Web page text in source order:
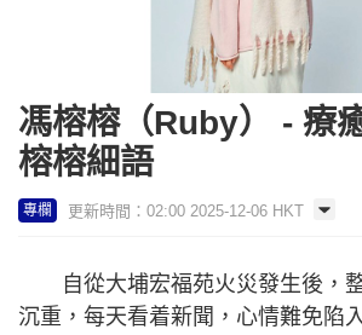
馮榕榕（Ruby） - 療
榕榕細語
專欄 更新時間：02:00 2025-12-06 HKT
自從大埔宏福苑火災發生後，
沉重，每天看着新聞，心情難免陷